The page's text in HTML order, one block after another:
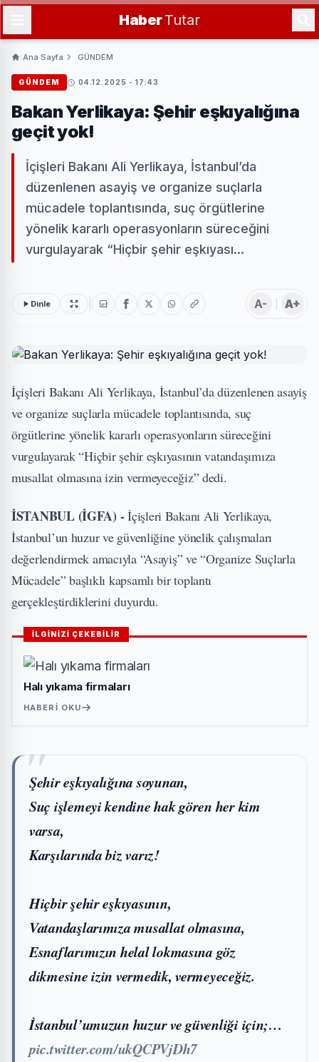
HaberTutar
Ana Sayfa GÜNDEM
GÜNDEM 04.12.2025 - 17:43
Bakan Yerlikaya: Şehir eşkıyalığına
geçit yok!
İçişleri Bakanı Ali Yerlikaya, İstanbul’da
düzenlenen asayiş ve organize suçlarla
mücadele toplantısında, suç örgütlerine
yönelik kararlı operasyonların süreceğini
vurgulayarak “Hiçbir şehir eşkıyası...
Dinle A- A+
İçişleri Bakanı Ali Yerlikaya, İstanbul’da düzenlenen asayiş
ve organize suçlarla mücadele toplantısında, suç
örgütlerine yönelik kararlı operasyonların süreceğini
vurgulayarak “Hiçbir şehir eşkıyasının vatandaşımıza
musallat olmasına izin vermeyeceğiz” dedi.
İSTANBUL (İGFA) -İçişleri Bakanı Ali Yerlikaya,
İstanbul’un huzur ve güvenliğine yönelik çalışmaları
değerlendirmek amacıyla “Asayiş” ve “Organize Suçlarla
Mücadele” başlıklı kapsamlı bir toplantı
gerçekleştirdiklerini duyurdu.
İLGİNİZİ ÇEKEBİLİR
Halı yıkama firmaları
HABERI OKU
Şehir eşkıyalığına soyunan,
Suç işlemeyi kendine hak gören her kim
varsa,
Karşılarında biz varız!
Hiçbir şehir eşkıyasının,
Vatandaşlarımıza musallat olmasına,
Esnaflarımızın helal lokmasına göz
dikmesine izin vermedik, vermeyeceğiz.
İstanbul’umuzun huzur ve güvenliği için;…
pic.twitter.com/ukQCPVjDh7